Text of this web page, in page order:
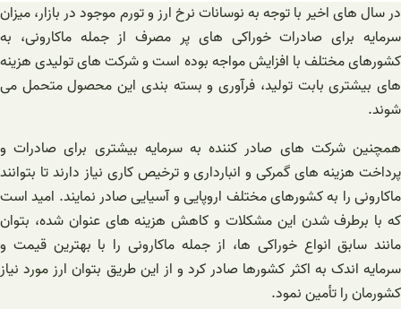
در سال های اخیر با توجه به نوسانات نرخ ارز و تورم موجود در بازار، میزان
سرمایه برای صادرات خوراکی های پر مصرف از جمله ماکارونی، به
کشورهای مختلف با افزایش مواجه بوده است و شرکت های تولیدی هزینه
های بیشتری بابت تولید، فرآوری و بسته بندی این محصول متحمل می
شوند.
همچنین شرکت های صادر کننده به سرمایه بیشتری برای صادرات و
پرداخت هزینه های گمرکی و انبارداری و ترخیص کاری نیاز دارند تا بتوانند
ماکارونی را به کشورهای مختلف اروپایی و آسیایی صادر نمایند. امید است
که با برطرف شدن این مشکلات و کاهش هزینه های عنوان شده، بتوان
مانند سابق انواع‌ خوراکی ها، از جمله ماکارونی را با بهترین قیمت و
سرمایه اندک به اکثر کشورها صادر کرد و از این طریق بتوان ارز مورد نیاز
کشورمان را تأمین نمود.